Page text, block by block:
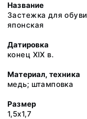
Название
Застежка для
японская
Датировка
конец XIX в.
Материал, техника
медь; штамповка
Размер
1,5х1,7